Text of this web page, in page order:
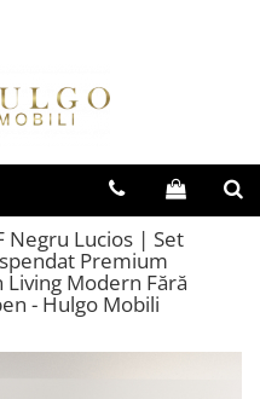
Negru Lucios | Set
Premium
Modern Fără
- Hulgo Mobili